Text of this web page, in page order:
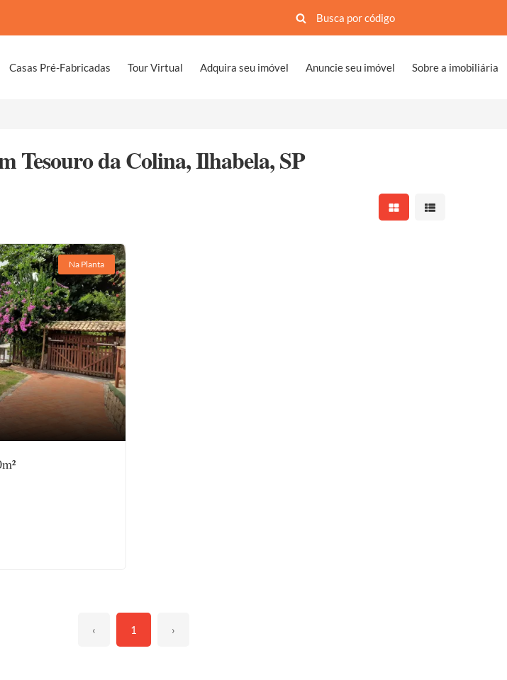
Casas Pré-Fabricadas Tour Virtual Adquira seu imóvel Anuncie seu imóvel Sobre a imobiliária
Tesouro da Colina, Ilhabela, SP
Mostrar resultados em
Mostrar
Na Planta
‹ 1 ›